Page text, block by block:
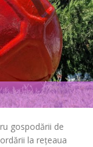
gospodării de
la rețeaua